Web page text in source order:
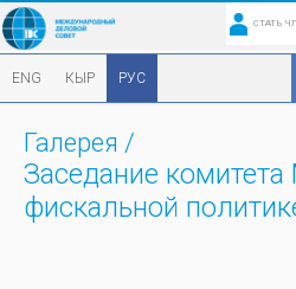
СТАТЬ
ENG КЫР РУС
Галерея /
Заседание
фискальной